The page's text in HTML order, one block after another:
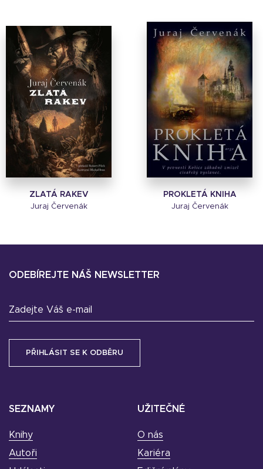
ZLATÁ RAKEV
Juraj Červenák
PROKLETÁ KNIHA
Juraj Červenák
SEZNAMY
Knihy
Autoři
UŽITEČNÉ
O nás
Kariéra
ODEBÍREJTE NÁŠ NEWSLETTER
Zadejte Váš e-mail